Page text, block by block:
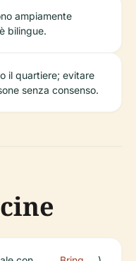
ampiamente
bilingue.
il quartiere; evitare
senza consenso.